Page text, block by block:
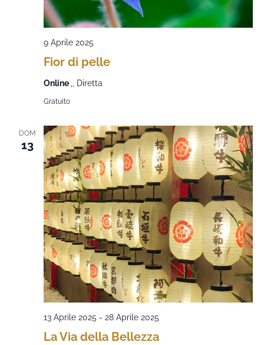
Fior di pelle
9 Aprile 2025
Online ,, Diretta
Gratuito
DOM
13
La Via della Bellezza
13 Aprile 2025 - 28 Aprile 2025